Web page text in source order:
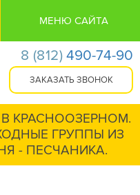
МЕНЮ САЙТА
8 (812) 490-74-90
КРАСНООЗЕРНОМ.
ГРУППЫ ИЗ
- ПЕСЧАНИКА.